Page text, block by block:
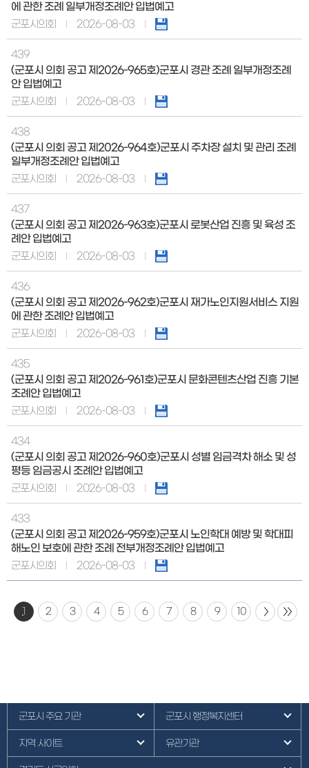
에 관한 조례 일부개정조례안 입법예고
군포시의회
2026-08-03
439
(군포시 의회 공고 제2026-965호)군포시 경관 조례 일부개정조례
안 입법예고
군포시의회
2026-08-03
438
(군포시 의회 공고 제2026-964호)군포시 주차장 설치 및 관리 조례
일부개정조례안 입법예고
군포시의회
2026-08-03
437
(군포시 의회 공고 제2026-963호)군포시 로봇산업 진흥 및 육성 조
례안 입법예고
군포시의회
2026-08-03
436
(군포시 의회 공고 제2026-962호)군포시 재가노인지원서비스 지원
에 관한 조례안 입법예고
군포시의회
2026-08-03
435
(군포시 의회 공고 제2026-961호)군포시 문화콘텐츠산업 진흥 기본
조례안 입법예고
군포시의회
2026-08-03
434
(군포시 의회 공고 제2026-960호)군포시 성별 임금격차 해소 및 성
평등 임금공시 조례안 입법예고
군포시의회
2026-08-03
433
(군포시 의회 공고 제2026-959호)군포시 노인학대 예방 및 학대피
해노인 보호에 관한 조례 전부개정조례안 입법예고
군포시의회
2026-08-03
2 3 4 5 6 7 8 9 10
군포시 주요 기관 군포시 행정복지센터
지역 사이트 유관기관